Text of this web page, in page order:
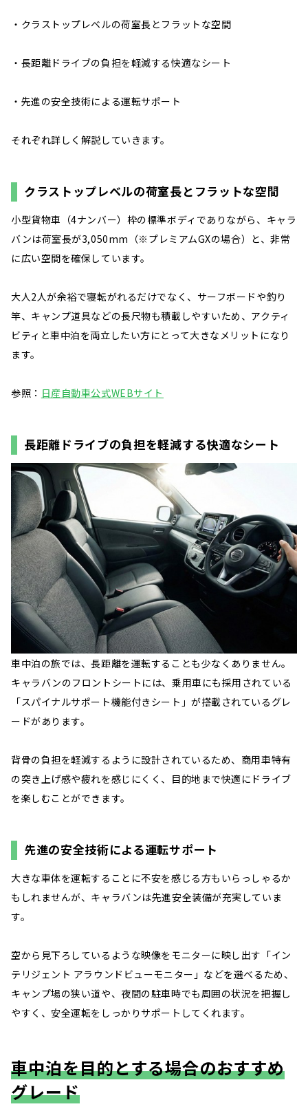
・クラストップレベルの荷室長とフラットな空間
・長距離ドライブの負担を軽減する快適なシート
・先進の安全技術による運転サポート
それぞれ詳しく解説していきます。
クラストップレベルの荷室長とフラットな空間
小型貨物車（4ナンバー）枠の標準ボディでありながら、キャラ
バンは荷室長が3,050mm（※プレミアムGXの場合）と、非常
に広い空間を確保しています。
大人2人が余裕で寝転がれるだけでなく、サーフボードや釣り
竿、キャンプ道具などの長尺物も積載しやすいため、アクティ
ビティと車中泊を両立したい方にとって大きなメリットになり
ます。
参照： 日産自動車公式WEBサイト
長距離ドライブの負担を軽減する快適なシート
車中泊の旅では、長距離を運転することも少なくありません。
キャラバンのフロントシートには、乗用車にも採用されている
「スパイナルサポート機能付きシート」が搭載されているグレ
ードがあります。
背骨の負担を軽減するように設計されているため、商用車特有
の突き上げ感や疲れを感じにくく、目的地まで快適にドライブ
を楽しむことができます。
先進の安全技術による運転サポート
大きな車体を運転することに不安を感じる方もいらっしゃるか
もしれませんが、キャラバンは先進安全装備が充実していま
す。
空から見下ろしているような映像をモニターに映し出す「イン
テリジェント アラウンドビューモニター」などを選べるため、
キャンプ場の狭い道や、夜間の駐車時でも周囲の状況を把握し
やすく、安全運転をしっかりサポートしてくれます。
車中泊を目的とする場合のおすすめ
グレード